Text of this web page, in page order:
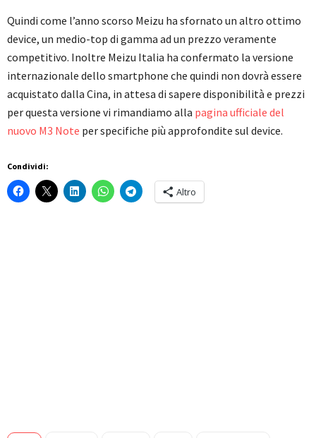
Quindi come l’anno scorso Meizu ha sfornato un altro ottimo
device, un medio-top di gamma ad un prezzo veramente
competitivo. Inoltre Meizu Italia ha confermato la versione
internazionale dello smartphone che quindi non dovrà essere
acquistato dalla Cina, in attesa di sapere disponibilità e prezzi
per questa versione vi rimandiamo alla pagina ufficiale del
nuovo M3 Note per specifiche più approfondite sul device.
Condividi:
Altro